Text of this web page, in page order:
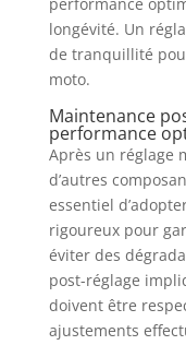
longévité. Un
de tranquillité
moto.
Maintenance
performance
Après un réglage
d’autres
essentiel
rigoureux pour
éviter des
post-réglage
doivent être
ajustements